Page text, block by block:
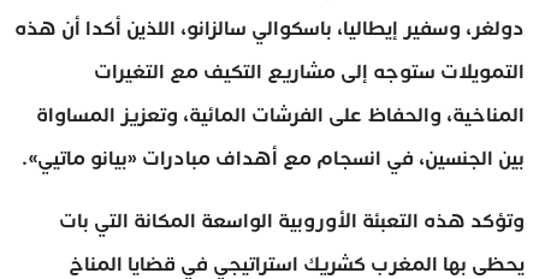
دولغر، وسفير إيطاليا، باسكوالي سالزانو، اللذين أكدا أن هذه
التمويلات ستوجه إلى مشاريع التكيف مع التغيرات
المناخية، والحفاظ على الفرشات المائية، وتعزيز المساواة
بين الجنسين، في انسجام مع أهداف مبادرات «بيانو ماتيي».
وتؤكد هذه التعبئة الأوروبية الواسعة المكانة التي بات
يحظى بها المغرب كشريك استراتيجي في قضايا المناخ